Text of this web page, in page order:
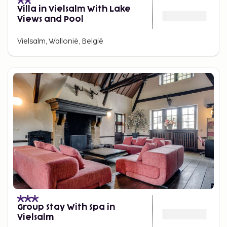
Villa in Vielsalm With Lake
Views and Pool
Vielsalm, Wallonië, België
Group Stay With Spa in
Vielsalm